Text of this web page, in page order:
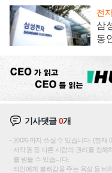
전
삼
동
기사댓글0개
200자까지 쓰실 수 있습니다. (현재
저작권 등 다른 사람의 권리를 침해
를 받을 수 있습니다.
타인에게 불쾌감을 주는 욕설 등 비